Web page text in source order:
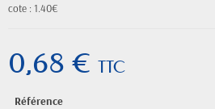
cote : 1.40€
0,68 € TTC
Référence